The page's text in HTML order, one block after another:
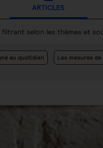
ARTICLES
selon les thèmes et
au quotidien Les mesures